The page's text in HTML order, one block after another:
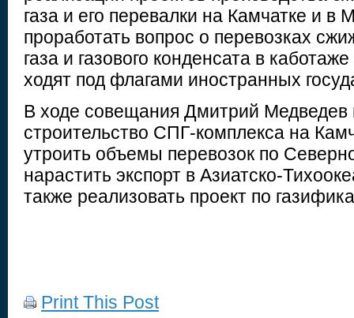
газа и его перевалки на Камчатке и в
проработать вопрос о перевозках
газа и газового конденсата в
ходят под флагами иностранных
В ходе совещания Дмитрий Медведев
строительство СПГ-комплекса на
утроить объемы перевозок по
нарастить экспорт в Азиатско-
также реализовать проект по
Print This Post